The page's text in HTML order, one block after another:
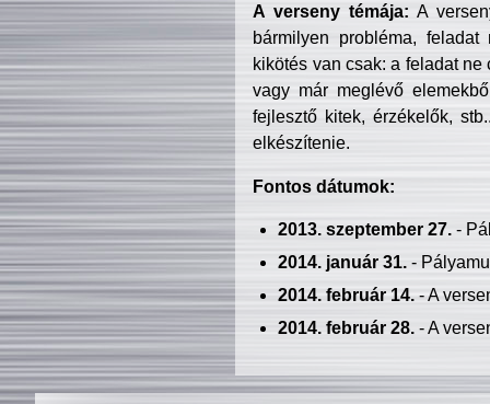
A verseny témája: A
bármilyen probléma, feladat
kikötés van csak: a feladat
vagy már meglévő
fejlesztő kitek, érzékelők,
elkészítenie.
Fontos dátumok:
2013. szeptember 27.-
2014. január 31.-
2014. február 14.- A
2014. február 28.- A